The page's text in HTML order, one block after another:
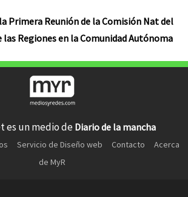
Primera Reunión de la Comisión Nat del
Regiones en la Comunidad Autónoma
es un medio de Diario de la mancha
Servicio de Diseño web Contacto
Acerca
de MyR